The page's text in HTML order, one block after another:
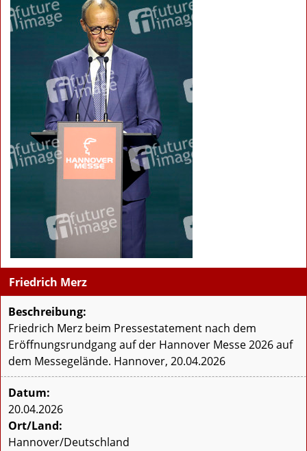
Friedrich Merz
Beschreibung:
Friedrich Merz beim Pressestatement nach dem
Eröffnungsrundgang auf der Hannover Messe 2026 auf
dem Messegelände. Hannover, 20.04.2026
Datum:
20.04.2026
Ort/Land:
Hannover/Deutschland